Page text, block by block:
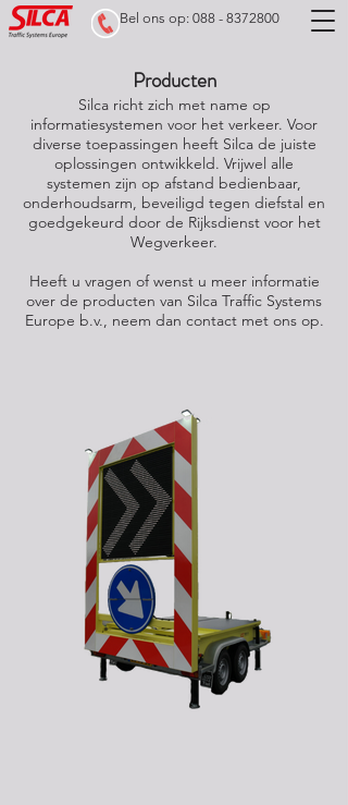
Bel ons op: 088 - 8372800
Producten
Silca richt zich met name op
informatiesystemen voor het verkeer. Voor
diverse toepassingen heeft Silca de juiste
oplossingen ontwikkeld. Vrijwel alle
systemen zijn op afstand bedienbaar,
onderhoudsarm, beveiligd tegen diefstal en
goedgekeurd door de Rijksdienst voor het
Wegverkeer.
Heeft u vragen of wenst u meer informatie
over de producten van Silca Traffic Systems
Europe b.v., neem dan contact met ons op.